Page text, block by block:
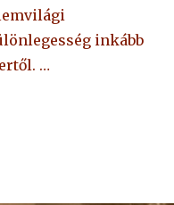
inkább
…